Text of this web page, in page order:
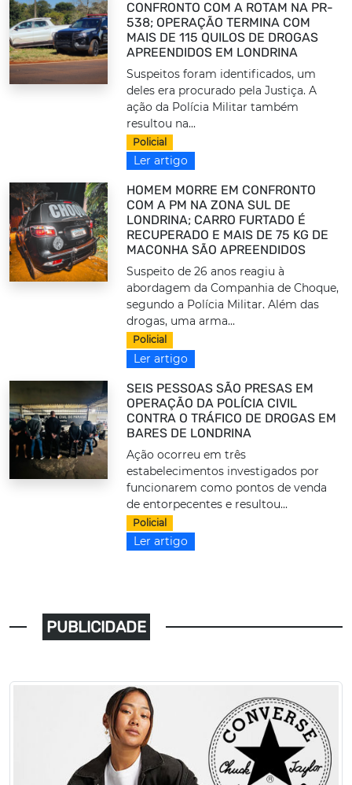
CONFRONTO COM A ROTAM NA PR-
538; OPERAÇÃO TERMINA COM
MAIS DE 115 QUILOS DE DROGAS
APREENDIDOS EM LONDRINA
Suspeitos foram identificados, um
deles era procurado pela Justiça. A
ação da Polícia Militar também
resultou na...
Policial
Ler artigo
HOMEM MORRE EM CONFRONTO
COM A PM NA ZONA SUL DE
LONDRINA; CARRO FURTADO É
RECUPERADO E MAIS DE 75 KG DE
MACONHA SÃO APREENDIDOS
Suspeito de 26 anos reagiu à
abordagem da Companhia de Choque,
segundo a Polícia Militar. Além das
drogas, uma arma...
Policial
Ler artigo
SEIS PESSOAS SÃO PRESAS EM
OPERAÇÃO DA POLÍCIA CIVIL
CONTRA O TRÁFICO DE DROGAS EM
BARES DE LONDRINA
Ação ocorreu em três
estabelecimentos investigados por
funcionarem como pontos de venda
de entorpecentes e resultou...
Policial
Ler artigo
PUBLICIDADE